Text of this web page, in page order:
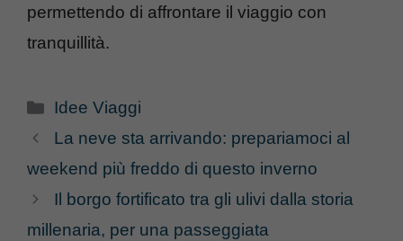
permettendo di affrontare il viaggio con
tranquillità.
Categorie
Idee Viaggi
La neve sta arrivando: prepariamoci al
weekend più freddo di questo inverno
Il borgo fortificato tra gli ulivi dalla storia
millenaria, per una passeggiata